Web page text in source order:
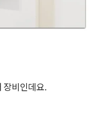
장비인데요.